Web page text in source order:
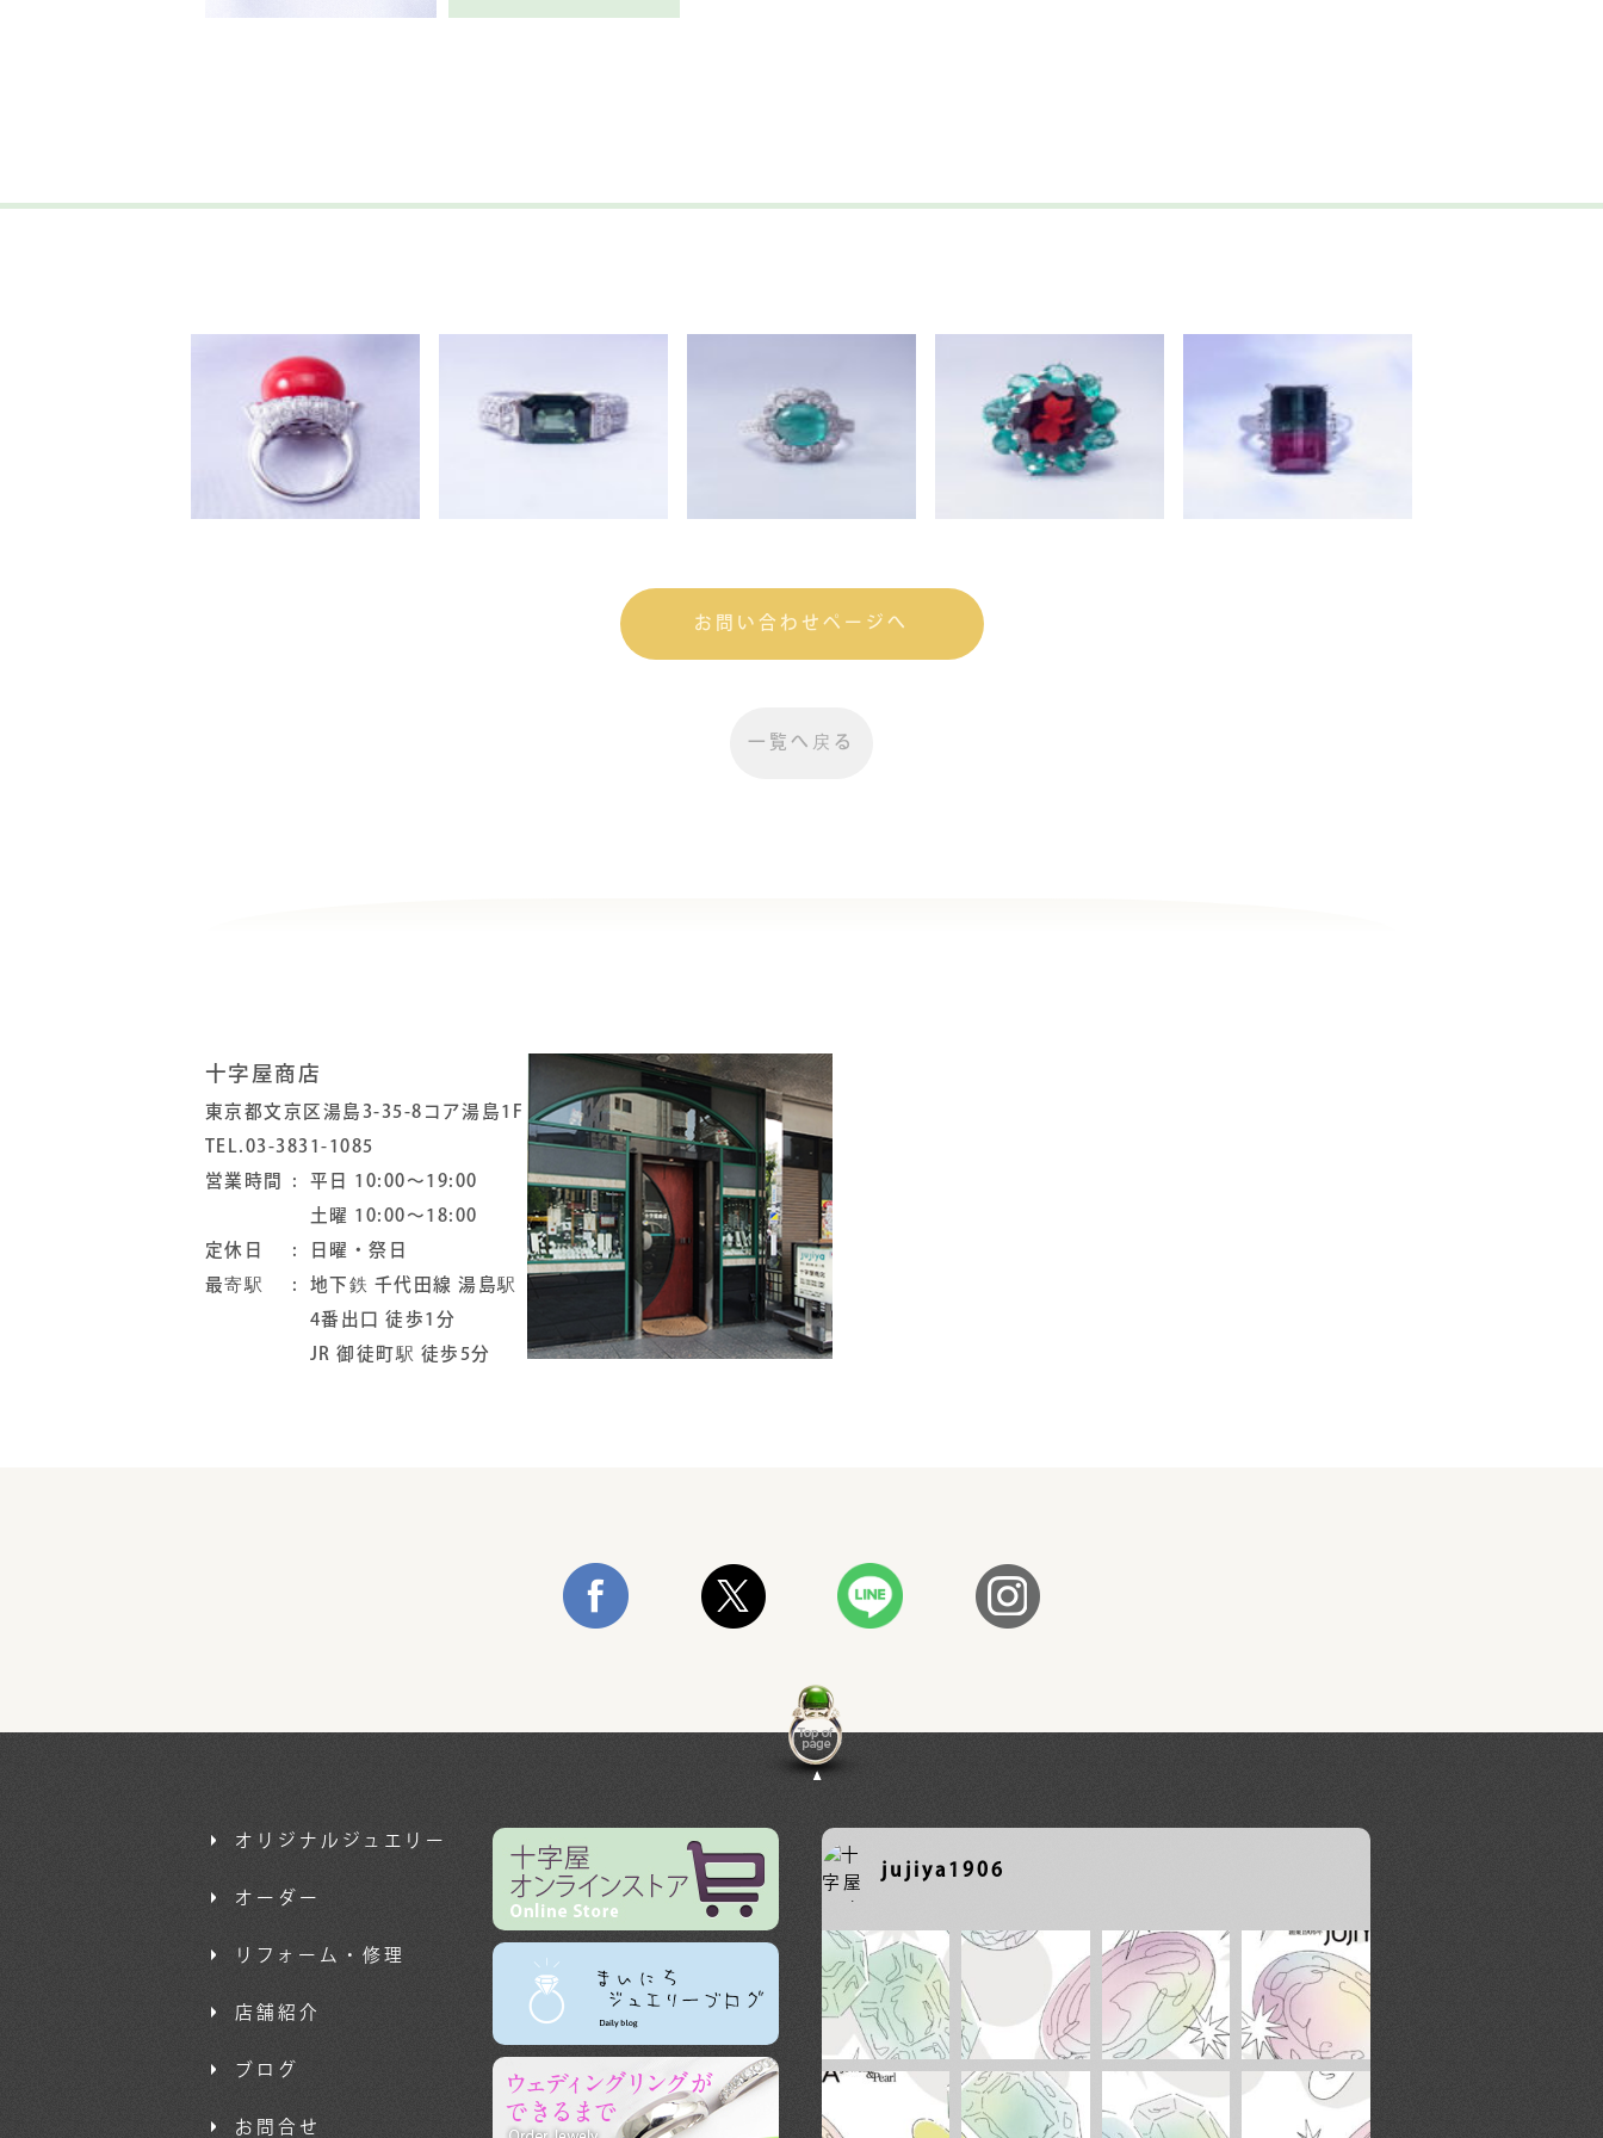
お問い合わせページへ
一覧へ戻る
十字屋商店
東京都文京区湯島3-35-8コア湯島1F
TEL.03-3831-1085
営業時間
平日 10:00～19:00
土曜 10:00～18:00
定休日
日曜・祭日
最寄駅
地下鉄 千代田線 湯島駅
4番出口 徒歩1分
JR 御徒町駅 徒歩5分
オリジナルジュエリー
オーダー
リフォーム・修理
店舗紹介
ブログ
お問合せ
jujiya1906